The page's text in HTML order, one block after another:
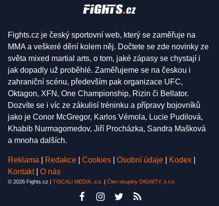
Fights.cz je český sportovní web, který se zaměřuje na
MMA a veškeré dění kolem něj. Dočtete se zde novinky ze
světa mixed martial arts, o tom, jaké zápasy se chystají i
jak dopadly už proběhlé. Zaměřujeme se na českou i
zahraniční scénu, především pak organizace UFC,
Oktagon, XFN, One Championship, Rizin či Bellator.
Dozvíte se i víc ze zákulisí tréninku a přípravy bojovníků
jako je Conor McGregor, Karlos Vémola, Lucie Pudilová,
Khabib Nurmagomedov, Jiří Procházka, Sandra Mašková
a mnoha dalších.
Reklama Redakce Cookies Osobní údaje Kodex
Kontakt
O nás
© 2026 Fights.cz | TISCALI MEDIA, a.s. | Člen skupiny DIGNITY, s.r.o.